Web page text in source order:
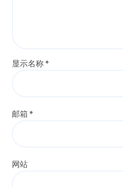
显示名称 *
邮箱 *
网站